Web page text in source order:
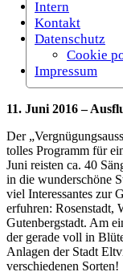
Intern
Kontakt
Datenschutz
Cookie
Impressum
11. Juni 2016 –
Der
tolles Programm für
Juni reisten ca. 40
in die wunderschöne
viel Interessantes zur
erfuhren: Rosenstadt,
Gutenbergstadt. Am
der gerade voll in
Anlagen der Stadt
verschiedenen Sorten!